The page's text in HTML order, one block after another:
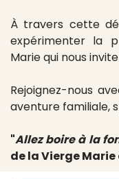
À travers cette
expérimenter la
Marie qui nous
Rejoignez-nous
aventure familiale,
"Allez boire à la
de la Vierge